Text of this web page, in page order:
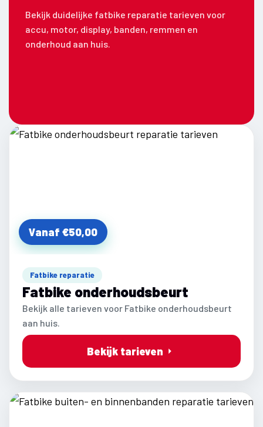
Bekijk duidelijke fatbike reparatie tarieven voor
accu, motor, display, banden, remmen en
onderhoud aan huis.
Vanaf €50,00
Fatbike reparatie
Fatbike onderhoudsbeurt
Bekijk alle tarieven voor Fatbike onderhoudsbeurt
aan huis.
Bekijk tarieven